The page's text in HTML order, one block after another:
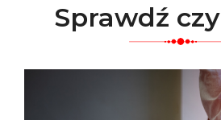
Sprawdź czy